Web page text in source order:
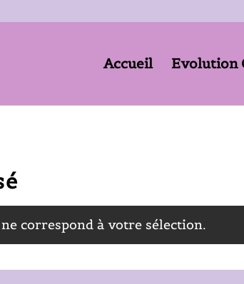
Accueil Evolution
correspond à votre sélection.